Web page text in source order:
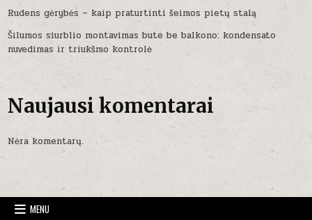
Rudens gėrybės – kaip praturtinti šeimos pietų stalą
Šilumos siurblio montavimas bute be balkono: kondensato
nuvedimas ir triukšmo kontrolė
Naujausi komentarai
Nėra komentarų.
MENU